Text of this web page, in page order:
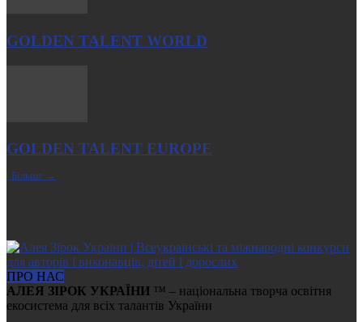
GOLDEN TALENT WORLD
GOLDEN TALENT EUROPE
| Більше →
ПРО НАС
АЛЕЯ ЗІРОК УКРАЇНИ ™ – національна творча освітня
екосистема для всіх талантів України